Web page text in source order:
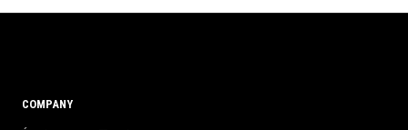
COMPANY